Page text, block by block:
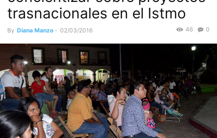
trasnacionales en el Istmo
By Diana Manzo - 02/03/2016 0
46